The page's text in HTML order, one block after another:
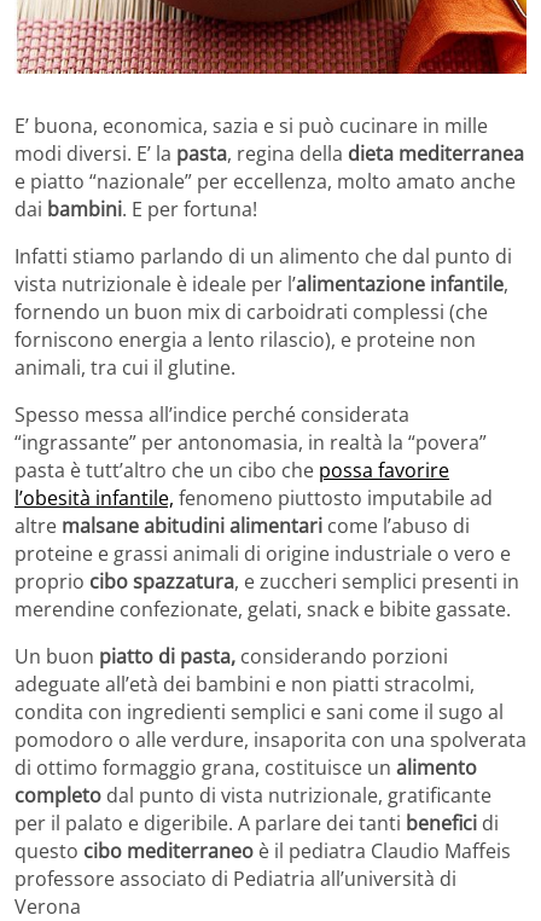
E’ buona, economica, sazia e si può cucinare in mille
modi diversi. E’ la pasta, regina della dieta mediterranea
e piatto “nazionale” per eccellenza, molto amato anche
dai bambini. E per fortuna!
Infatti stiamo parlando di un alimento che dal punto di
vista nutrizionale è ideale per l’alimentazione infantile,
fornendo un buon mix di carboidrati complessi (che
forniscono energia a lento rilascio), e proteine non
animali, tra cui il glutine.
Spesso messa all’indice perché considerata
“ingrassante” per antonomasia, in realtà la “povera”
pasta è tutt’altro che un cibo che possa favorire
l’obesità infantile, fenomeno piuttosto imputabile ad
altre malsane abitudini alimentari come l’abuso di
proteine e grassi animali di origine industriale o vero e
proprio cibo spazzatura, e zuccheri semplici presenti in
merendine confezionate, gelati, snack e bibite gassate.
Un buon piatto di pasta, considerando porzioni
adeguate all’età dei bambini e non piatti stracolmi,
condita con ingredienti semplici e sani come il sugo al
pomodoro o alle verdure, insaporita con una spolverata
di ottimo formaggio grana, costituisce un alimento
completo dal punto di vista nutrizionale, gratificante
per il palato e digeribile. A parlare dei tanti benefici di
questo cibo mediterraneo è il pediatra Claudio Maffeis
professore associato di Pediatria all’università di
Verona